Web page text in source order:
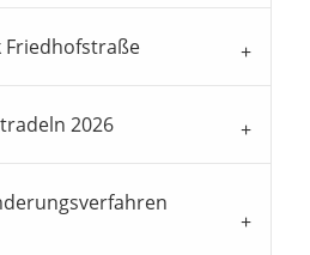
Friedhofstraße
2026